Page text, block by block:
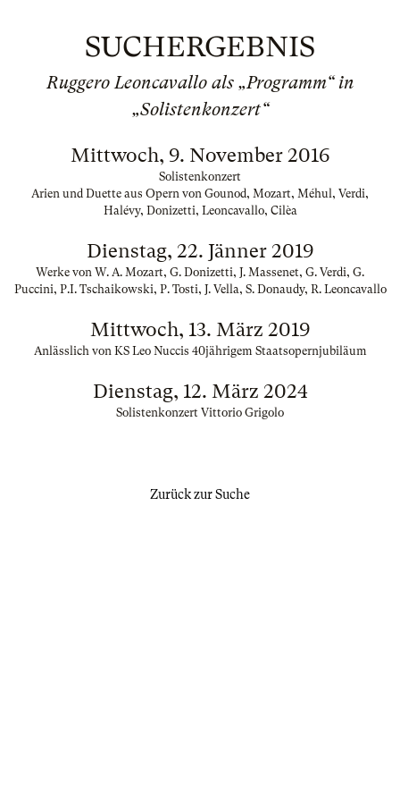
SUCHERGEBNIS
Ruggero Leoncavallo als „Programm“ in
„Solistenkonzert“
Mittwoch, 9. November 2016
Solistenkonzert
Arien und Duette aus Opern von Gounod, Mozart, Méhul, Verdi,
Halévy, Donizetti, Leoncavallo, Cilèa
Dienstag, 22. Jänner 2019
Werke von W. A. Mozart, G. Donizetti, J. Massenet, G. Verdi, G.
Puccini, P.I. Tschaikowski, P. Tosti, J. Vella, S. Donaudy, R. Leoncavallo
Mittwoch, 13. März 2019
Anlässlich von KS Leo Nuccis 40jährigem Staatsopernjubiläum
Dienstag, 12. März 2024
Solistenkonzert Vittorio Grigolo
Zurück zur Suche